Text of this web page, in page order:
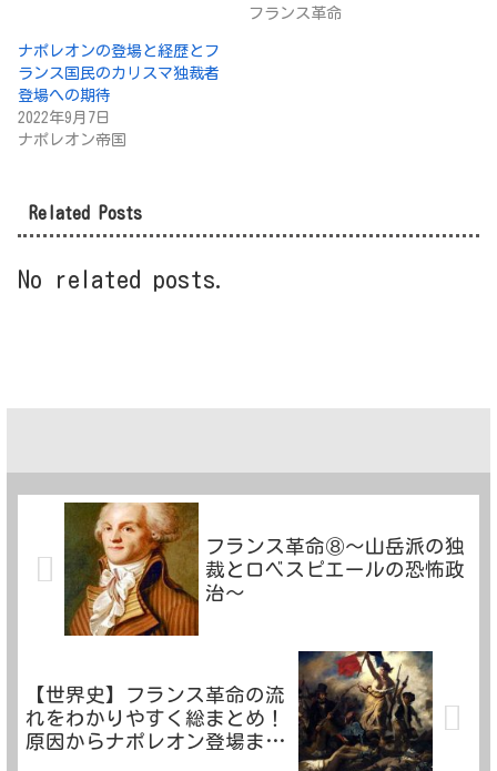
フランス革命
ナポレオンの登場と経歴とフ
ランス国民のカリスマ独裁者
登場への期待
2022年9月7日
ナポレオン帝国
Related Posts
No related posts.
フランス革命⑧～山岳派の独
裁とロベスピエールの恐怖政
治～
【世界史】フランス革命の流
れをわかりやすく総まとめ！
原因からナポレオン登場まで